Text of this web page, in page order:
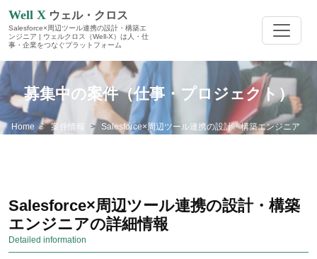
Well X ウェル・クロス
Salesforce×周辺ツール連携の設計・構築エ
ンジニア | ウェルクロス（Well-X）は人・仕
事・企業をつなぐプラットフォーム
Home 案件情報 Salesforce×周辺ツール連携の設計・構築エンジニア
募集中の案件（仕事・プロジェクト）
Salesforce×周辺ツール連携の設計・構築
エンジニアの詳細情報
Detailed information